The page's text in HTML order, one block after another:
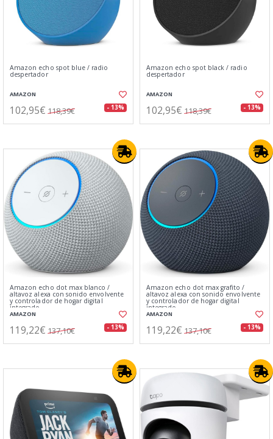
Amazon echo spot blue / radio
despertador
AMAZON
102,95€ 118,39€ - 13%
Amazon echo spot black / radio
despertador
AMAZON
102,95€ 118,39€ - 13%
Amazon echo dot max blanco /
altavoz alexa con sonido envolvente
y controlador de hogar digital
integrado
AMAZON
119,22€ 137,10€ - 13%
Amazon echo dot max grafito /
altavoz alexa con sonido envolvente
y controlador de hogar digital
integrado
AMAZON
119,22€ 137,10€ - 13%